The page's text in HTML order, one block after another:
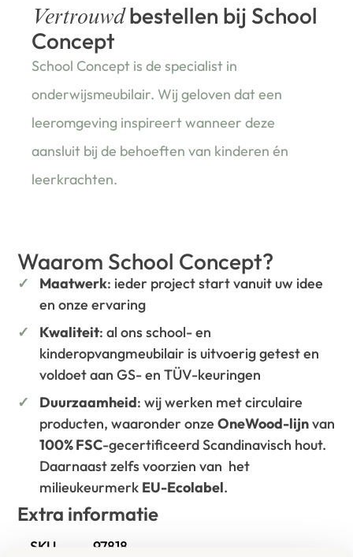
Vertrouwdbestellen bij School
Concept
School Concept is de specialist in
onderwijsmeubilair. Wij geloven dat een
leeromgeving inspireert wanneer deze
aansluit bij de behoeften van kinderen én
leerkrachten.
Waarom School Concept?
Maatwerk: ieder project start vanuit uw idee
en onze ervaring
Kwaliteit: al ons school- en
kinderopvangmeubilair is uitvoerig getest en
voldoet aan GS- en TÜV-keuringen
Duurzaamheid: wij werken met circulaire
producten, waaronder onzeOneWood-lijnvan
100% FSC-gecertificeerd Scandinavisch hout.
Daarnaast zelfs voorzien van het
milieukeurmerk EU-Ecolabel.
Extra informatie
SKU 97818